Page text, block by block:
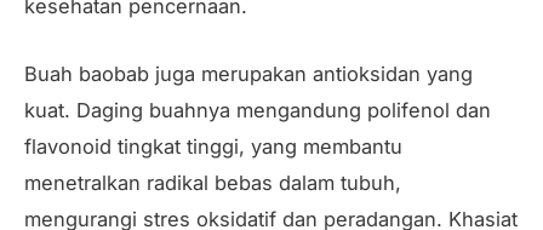
kesehatan pencernaan.
Buah baobab juga merupakan antioksidan yang
kuat. Daging buahnya mengandung polifenol dan
flavonoid tingkat tinggi, yang membantu
menetralkan radikal bebas dalam tubuh,
mengurangi stres oksidatif dan peradangan. Khasiat